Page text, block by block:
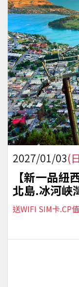
2027/01/03(
【新一品
北島.冰河峽
送WIFI SIM卡.CP